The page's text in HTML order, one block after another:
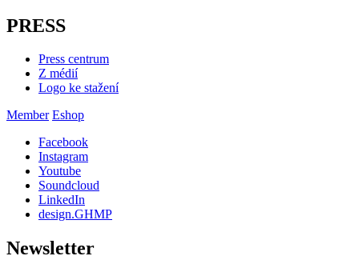
PRESS
Press centrum
Z médií
Logo ke stažení
Member Eshop
Facebook
Instagram
Youtube
Soundcloud
LinkedIn
design.GHMP
Newsletter